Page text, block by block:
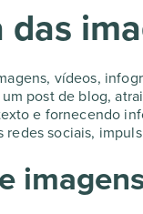
vídeos,
post de blog,
e fornecendo
redes sociais,